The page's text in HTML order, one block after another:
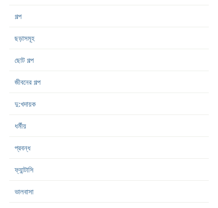
গল্প
ছড়াসমূহ
ছোট গল্প
জীবনের গল্প
দু:খদায়ক
ধর্মীয়
প্রবন্ধ
ফ্যান্টাসি
ভালবাসা